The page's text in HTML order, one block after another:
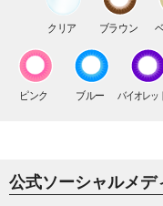
14.3mm
DIA
14.5mm
15.0mm
13.3mm
13.6mm
紫外線カット
UV CUT
ブルーライトカット
BLUE LIGHT CUT
シリコーン
クリア ブラウン
ピンク ブルー バイオレッ
公式ソーシャルメデ